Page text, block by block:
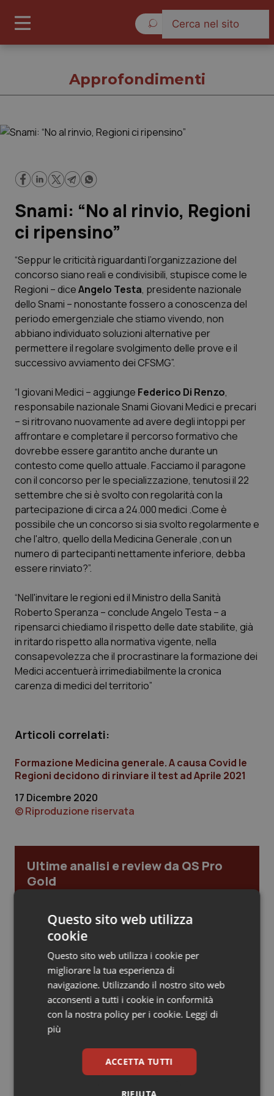
Cronache
Governo e Parlamento
Regioni e Asl
Lavoro e Professioni
Scienza e Farmaci
Studi e Analisi
Lettere al direttore
Edizioni Regionali
QS Pro
Professionisti Sanitari.AI
Abruzzo
Basilicata
Calabria
Emilia-Romagna
Friuli Venezia Giulia
Lazio
Marche
Molise
Piemonte
Provincia Autonoma di Bolzano
Puglia
Sardegna
Sicilia
Toscana
QS Pro Gold
Artrite & artrosi
Asma & BPCO
Colesterolo & coronaropatie
Dermatite Atopica
Diabete & glucometri
Donna & Salute
Epatiti
HIV
Infezioni & Febbre
Malattie rare
Malattia di Crohn & Rettocolite Ulcerosa
Neuroscienze & patologie neurodegenerative
Obesità
QS Club Newsletter
Approfondimenti
Snami: “No al rinvio, Regioni
ci ripensino”
“Seppur le criticità riguardanti l’organizzazione del
concorso siano reali e condivisibili, stupisce come le
Regioni – diceAngelo Testa, presidente nazionale
dello Snami – nonostante fossero a conoscenza del
periodo emergenziale che stiamo vivendo, non
abbiano individuato soluzioni alternative per
permettere il regolare svolgimento delle prove e il
successivo avviamento dei CFSMG”.
“I giovani Medici – aggiunge Federico Di Renzo,
responsabile nazionale Snami Giovani Medici e precari
– si ritrovano nuovamente ad avere degli intoppi per
affrontare e completare il percorso formativo che
dovrebbe essere garantito anche durante un
contesto come quello attuale. Facciamo il paragone
con il concorso per le specializzazione, tenutosi il 22
settembre che si è svolto con regolarità con la
partecipazione di circa a 24.000 medici .Come è
possibile che un concorso si sia svolto regolarmente e
che l'altro, quello della Medicina Generale ,con un
numero di partecipanti nettamente inferiore, debba
essere rinviato?”.
“Nell'invitare le regioni ed il Ministro della Sanità
Roberto Speranza – conclude Angelo Testa – a
ripensarci chiediamo il rispetto delle date stabilite, già
in ritardo rispetto alla normativa vigente, nella
consapevolezza che il procrastinare la formazione dei
Medici accentuerà irrimediabilmente la cronica
carenza di medici del territorio”
Articoli correlati:
Formazione Medicina generale. A causa Covid le
Regioni decidono di rinviare il test ad Aprile 2021
17 Dicembre 2020
© Riproduzione riservata
Ultime analisi e review da QS Pro
Gold
compliance, GDPR e Risk management
Gestione dell'Ipertensione resistente:
dalle Linee Guida alle terapie innovative
Leadership Medica 2026: guidare team
Questo sito web utilizza
cookie
Questo sito web utilizza i cookie per
migliorare la tua esperienza di
navigazione. Utilizzando il nostro sito web
acconsenti a tutti i cookie in conformità
con la nostra policy per i cookie. Leggi di
più
ACCETTA TUTTI